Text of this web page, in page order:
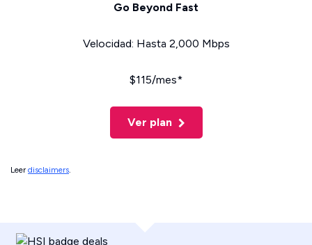
Go Beyond Fast
Velocidad: Hasta 2,000 Mbps
$115/mes*
Ver plan
Leerdisclaimers.